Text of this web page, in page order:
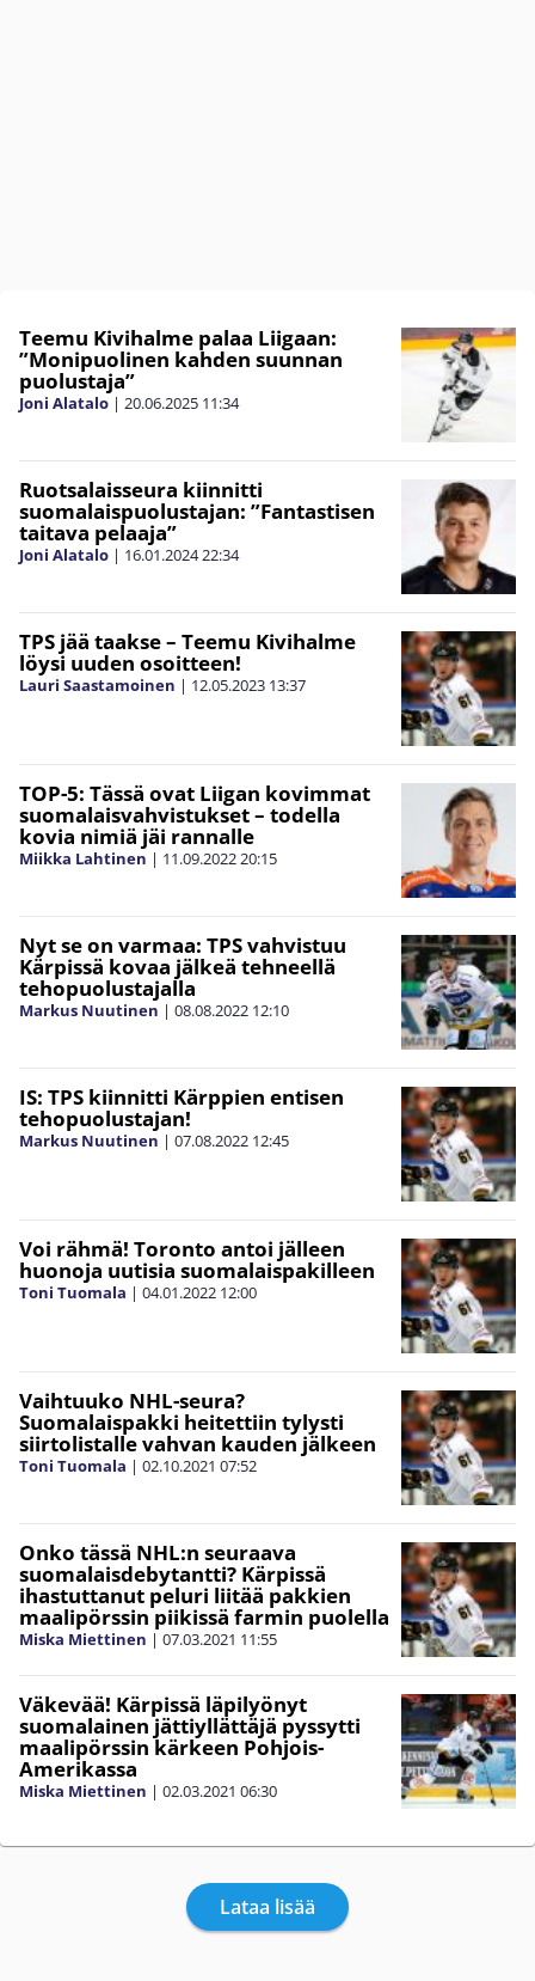
Teemu Kivihalme palaa Liigaan:
”Monipuolinen kahden suunnan
puolustaja”
Joni Alatalo | 20.06.2025 11:34
Ruotsalaisseura kiinnitti
suomalaispuolustajan: ”Fantastisen
taitava pelaaja”
Joni Alatalo | 16.01.202422:34
TPS jää taakse – Teemu Kivihalme
löysi uuden osoitteen!
Lauri Saastamoinen | 12.05.2023 13:37
TOP-5: Tässä ovat Liigan kovimmat
suomalaisvahvistukset – todella
kovia nimiä jäi rannalle
Miikka Lahtinen | 11.09.202220:15
Nyt se on varmaa: TPS vahvistuu
Kärpissä kovaa jälkeä tehneellä
tehopuolustajalla
Markus Nuutinen | 08.08.2022 12:10
IS: TPS kiinnitti Kärppien entisen
tehopuolustajan!
Markus Nuutinen | 07.08.2022 12:45
Voi rähmä! Toronto antoi jälleen
huonoja uutisia suomalaispakilleen
Toni Tuomala | 04.01.2022 12:00
Vaihtuuko NHL-seura?
Suomalaispakki heitettiin tylysti
siirtolistalle vahvan kauden jälkeen
Toni Tuomala | 02.10.2021 07:52
Onko tässä NHL:n seuraava
suomalaisdebytantti? Kärpissä
ihastuttanut peluri liitää pakkien
maalipörssin piikissä farmin puolella
Miska Miettinen | 07.03.2021 11:55
Väkevää! Kärpissä läpilyönyt
suomalainen jättiyllättäjä pyssytti
maalipörssin kärkeen Pohjois-
Amerikassa
Miska Miettinen | 02.03.2021 06:30
Lataa lisää